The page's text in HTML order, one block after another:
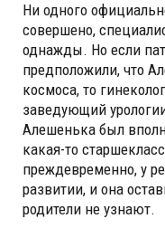
Ни одного
совершено,
однажды. Но если
предположили, что
космоса, то
заведующий
Алешенька был
какая-то
преждевременно, у
развитии, и она
родители не узнают.